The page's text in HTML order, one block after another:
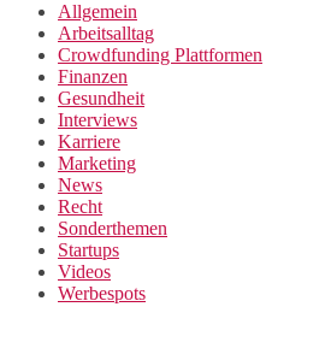
Allgemein
Arbeitsalltag
Crowdfunding Plattformen
Finanzen
Gesundheit
Interviews
Karriere
Marketing
News
Recht
Sonderthemen
Startups
Videos
Werbespots